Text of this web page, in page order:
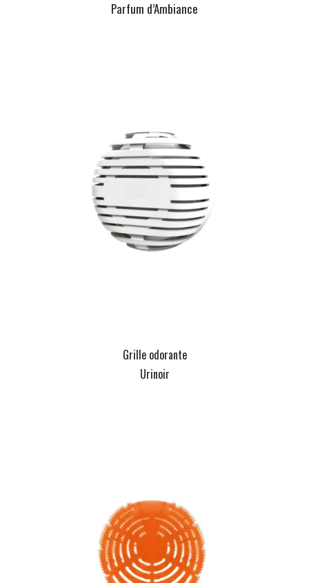
Parfum d’Ambiance
Grille odorante
Urinoir